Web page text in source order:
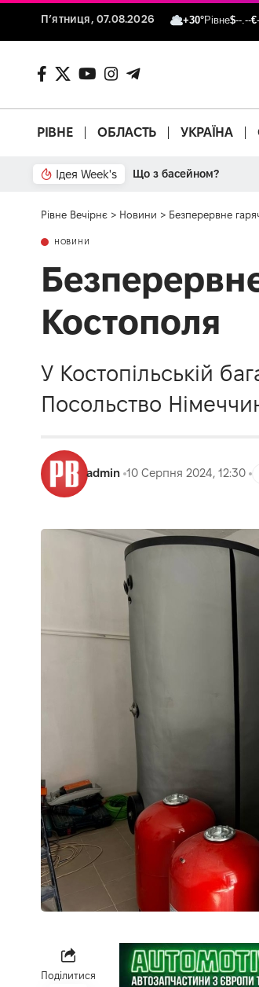
П’ятниця, 07.08.2026 +30°Рівне$--.--€
РІВНЕ ОБЛАСТЬ УКРАЇНА
Ідея Week's Від паркану до картонки
Рівне Вечірнє > Новини > Безперервне
НОВИНИ
Костополя
У Костопільській
Посольство
admin 10 Серпня 2024, 12:30
Поділитися